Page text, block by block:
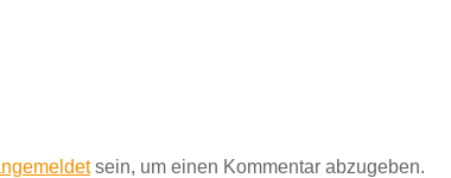
sein, um einen Kommentar abzugeben.